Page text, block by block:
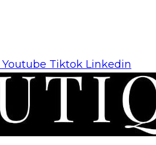
Youtube Tiktok Linkedin